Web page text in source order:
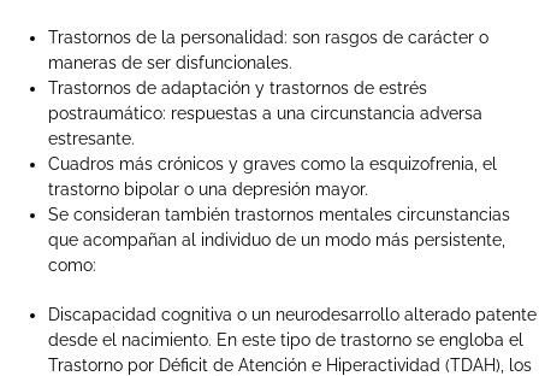
Trastornos de la personalidad: son rasgos de carácter o
maneras de ser disfuncionales.
Trastornos de adaptación y trastornos de estrés
postraumático: respuestas a una circunstancia adversa
estresante.
Cuadros más crónicos y graves como la esquizofrenia, el
trastorno bipolar o una depresión mayor.
Se consideran también trastornos mentales circunstancias
que acompañan al individuo de un modo más persistente,
como:
Discapacidad cognitiva o un neurodesarrollo alterado patente
desde el nacimiento. En este tipo de trastorno se engloba el
Trastorno por Déficit de Atención e Hiperactividad (TDAH), los